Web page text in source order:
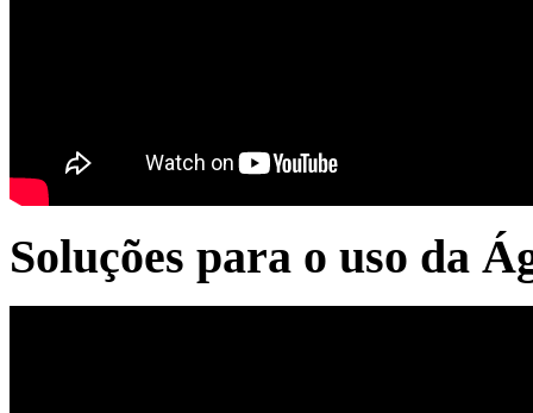
Soluções para o uso da